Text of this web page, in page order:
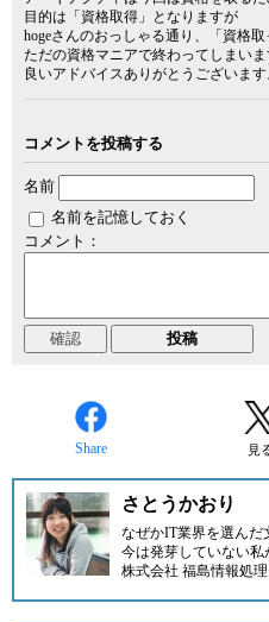
目的は「資格取得」となりますが
hogeさんのおっしゃる通り、「資格
ただの資格マニアで終わってしまいま
良いアドバイスありがとうございます
コメントを投稿する
名前
名前を記憶しておく
コメント：
Share 見
さとうかおり
なぜかIT業界を選んだ
今は発芽していない私
株式会社 福島情報処